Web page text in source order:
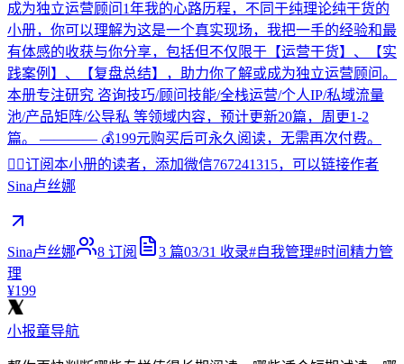
成为独立运营顾问1年我的心路历程，不同于纯理论纯干货的
小册，你可以理解为这是一个真实现场，我把一手的经验和最
有体感的收获与你分享，包括但不仅限于【运营干货】、【实
践案例】、【复盘总结】，助力你了解或成为独立运营顾问。
本册专注研究 咨询技巧/顾问技能/全栈运营/个人IP/私域流量
池/产品矩阵/公导私 等领域内容，预计更新20篇，周更1-2
篇。 ———— 💰199元购买后可永久阅读，无需再次付费。
🙋‍♀️订阅本小册的读者，添加微信767241315，可以链接作者
Sina卢丝娜
Sina卢丝娜 8 订阅 3 篇03/31 收录#自我管理#时间精力管
理
¥199
小报童导航